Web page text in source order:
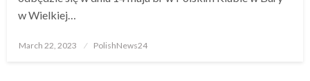
w Wielkiej…
Posted
March 22, 2023 PolishNews24